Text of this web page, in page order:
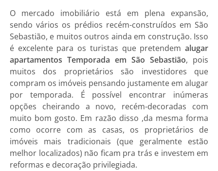
O mercado imobiliário está em plena expansão,
sendo vários os prédios recém-construídos em São
Sebastião, e muitos outros ainda em construção. Isso
é excelente para os turistas que pretendem alugar
apartamentos Temporada em São Sebastião, pois
muitos dos proprietários são investidores que
compram os imóveis pensando justamente em alugar
por temporada. É possível encontrar inúmeras
opções cheirando a novo, recém-decoradas com
muito bom gosto. Em razão disso ,da mesma forma
como ocorre com as casas, os proprietários de
imóveis mais tradicionais (que geralmente estão
melhor localizados) não ficam pra trás e investem em
reformas e decoração privilegiada.